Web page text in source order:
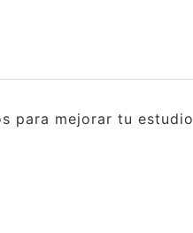
para mejorar tu